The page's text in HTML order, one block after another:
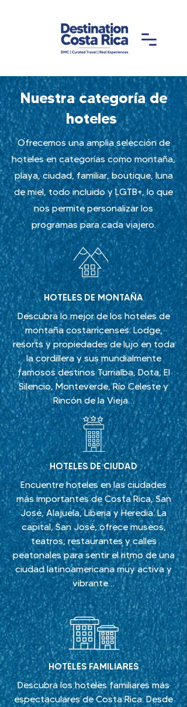
Nuestra categoría de
hoteles
Ofrecemos una amplia selección de
hoteles en categorías como montaña,
playa, ciudad, familiar, boutique, luna
de miel, todo incluido y LGTB+, lo que
nos permite personalizar los
programas para cada viajero.
HOTELES DE MONTAÑA
Descubra lo mejor de los hoteles de
montaña costarricenses. Lodge,
resorts y propiedades de lujo en toda
la cordillera y sus mundialmente
famosos destinos Turrialba, Dota, El
Silencio, Monteverde, Río Celeste y
Rincón de la Vieja…
HOTELES DE CIUDAD
Encuentre hoteles en las ciudades
más importantes de Costa Rica, San
José, Alajuela, Liberia y Heredia. La
capital, San José, ofrece museos,
teatros, restaurantes y calles
peatonales para sentir el ritmo de una
ciudad latinoamericana muy activa y
vibrante…
HOTELES FAMILIARES
Descubra los hoteles familiares más
espectaculares de Costa Rica. Desde